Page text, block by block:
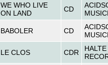
WE WHO LIVE
ON LAND
CD
BABOLER CD
LE CLOS CDR
HALTE